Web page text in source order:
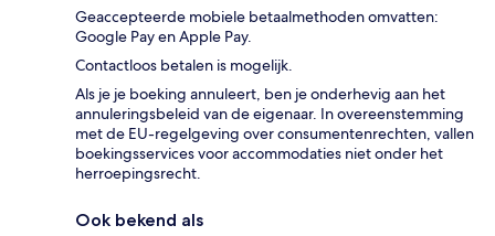
Geaccepteerde mobiele betaalmethoden omvatten:
Google Pay en Apple Pay.
Contactloos betalen is mogelijk.
Als je je boeking annuleert, ben je onderhevig aan het
annuleringsbeleid van de eigenaar. In overeenstemming
met de EU-regelgeving over consumentenrechten, vallen
boekingsservices voor accommodaties niet onder het
herroepingsrecht.
Ook bekend als